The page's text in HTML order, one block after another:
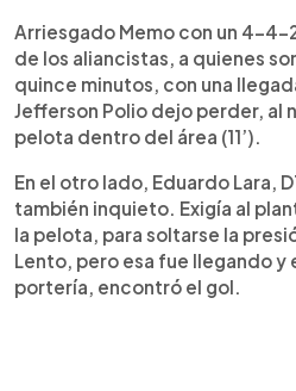
Arriesgado Memo con un 4-4-
de los aliancistas, a quienes
quince minutos, con una
Jefferson Polio dejo perder, al
pelota dentro del área (11’).
En el otro lado, Eduardo Lara,
también inquieto. Exigía al
la pelota, para soltarse la
Lento, pero esa fue llegando y
portería, encontró el gol.